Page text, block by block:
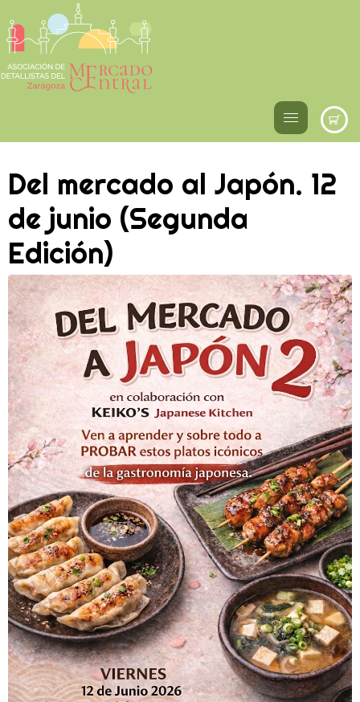
Del mercado al Japón. 12
de junio (Segunda
Edición)